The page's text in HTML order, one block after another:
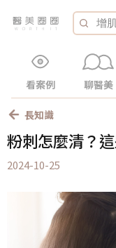
看案例 聊醫美
長知識
粉刺怎麼清？
2024-10-25